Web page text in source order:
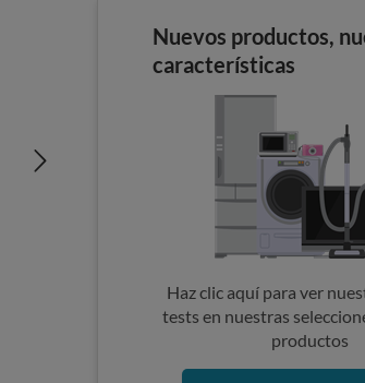
Nuevos productos,
características
Haz clic aquí para ver
tests en nuestras
productos